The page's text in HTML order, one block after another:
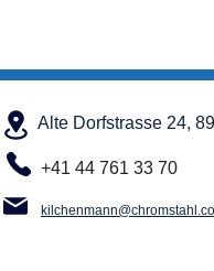
Alte Dorfstrasse 24,
+41 44 761 33 70